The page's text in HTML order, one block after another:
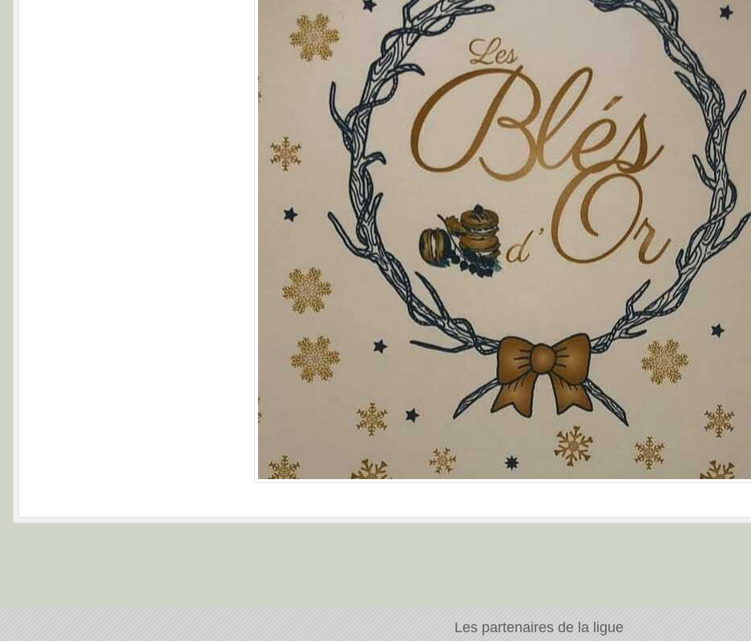
Les partenaires de la ligue